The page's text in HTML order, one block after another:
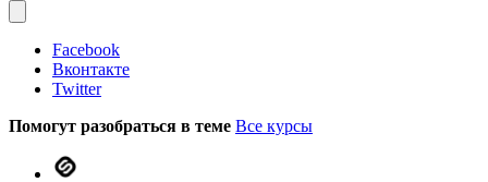
Facebook
Вконтакте
Twitter
Помогут разобраться в теме Все курсы